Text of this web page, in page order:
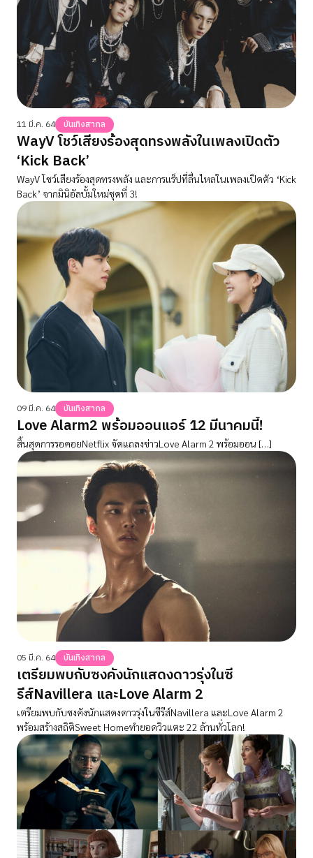
11 มี.ค. 64 บันเทิงสากล
WayV โชว์เสียงร้องสุดทรงพลังในเพลงเปิดตัว
‘Kick Back’
WayV โชว์เสียงร้องสุดทรงพลัง และการแร็ปที่ลื่นไหลในเพลงเปิดตัว ‘Kick
Back’ จากมินิอัลบั้มใหม่ชุดที่ 3!
09 มี.ค. 64 บันเทิงสากล
Love Alarm2 พร้อมออนแอร์ 12 มีนาคมนี้!
สิ้นสุดการรอคอยNetflix จัดแถลงข่าวLove Alarm 2 พร้อมออน […]
05 มี.ค. 64 บันเทิงสากล
เตรียมพบกับซงคังนักแสดงดาวรุ่งในซี
รีส์Navillera และLove Alarm 2
เตรียมพบกับซงคังนักแสดงดาวรุ่งในซีรีส์Navillera และLove Alarm 2
พร้อมสร้างสถิติSweet Homeทำยอดวิวแตะ 22 ล้านทั่วโลก!